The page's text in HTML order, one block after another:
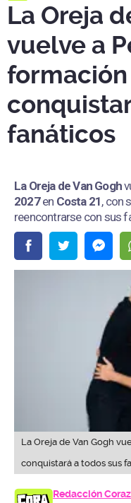
La Oreja
vuelve a
fanáticos
La Oreja de Van Gogh
2027en Costa 21, con
reencontrarse con sus
La Oreja de Van Gogh
conquistará a todos sus
Redacción